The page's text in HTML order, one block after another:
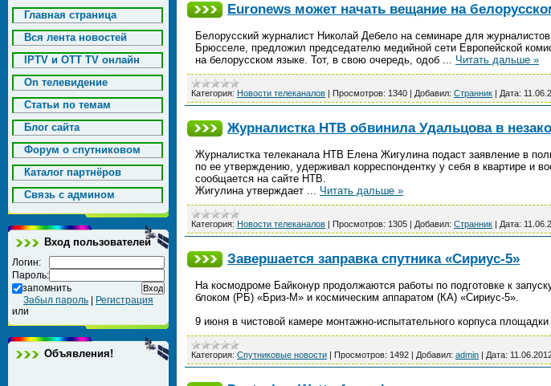
Главная страница
Вся лента новостей
IPTV и OTT TV онлайн
On телевидение
Статьи по темам
Блог сайта
Форум о спутниковом
Каталог партнёров
Cвязь с админом
Вход пользователей
Логин:
Пароль:
запомнить
Забыл пароль
Регистрация
или
Объявления!
Euronews может начать вещание на
Белорусский журналист Николай Дебело на семинаре для
Брюсселе, предложил председателю медийной сети Европейской
на белорусском языке. Тот, в свою очередь, одоб ... Читать дальше »
Категория: Новости телеканалов | Просмотров: 1340 | Добавил: Странник | Дата:
Журналистка НТВ обвинила Удальцова в
Журналистка телеканала НТВ Елена Жигулина подаст заявление в
по ее утверждению, удерживал корреспондентку у себя в квартире и
сообщается на сайте НТВ.
Жигулина утверждает ... Читать дальше »
Категория: Новости телеканалов | Просмотров: 1305 | Добавил: Странник | Дата:
Завершается заправка спутника «Сириус-5»
На космодроме Байконур продолжаются работы по подготовке к
блоком (РБ) «Бриз-М» и космическим аппаратом (КА) «Сириус-5».
9 июня в чистовой камере монтажно-испытательного корпуса
Категория: Спутниковые новости | Просмотров: 1492 | Добавил: admin | Дата: